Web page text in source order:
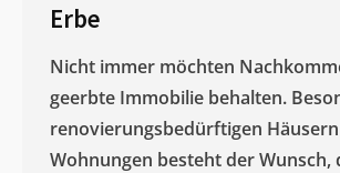
Erbe
Nicht immer möchten
geerbte Immobilie behalten.
renovierungsbedürftigen
Wohnungen besteht der Wunsch,